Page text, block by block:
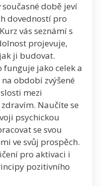
současné době jeví
dovedností pro
vás seznámí s
projevuje,
ji budovat.
funguje jako celek a
období zvýšené
mezi
Naučíte se
psychickou
se svou
ve svůj prospěch.
pro aktivaci i
pozitivního